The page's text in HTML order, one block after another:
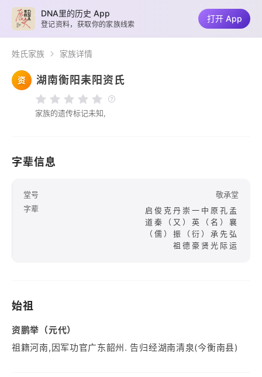
姓氏家族 家族详情
资 湖南衡阳耒阳资氏
家族的遗传标记未知,
字辈信息
堂号
敬承堂
字辈
启俊克丹崇一中原孔孟
道秦（又）英（名）襄
（儒）振（衍）承先弘
祖德豪贤光际运
始祖
资鹏举（元代）
祖籍河南,因军功官广东韶州. 告归经湖南清泉(今衡南县)
DNA里的历史 App
登记资料，获取你的家族线索
打开 App